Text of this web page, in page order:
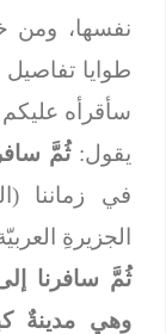
نفسها، ومن
طوايا
يقول: ثُمَّ
في زماننا
الجزيرةِ
ثُمَّ سافرنا
وهي مدينةٌ